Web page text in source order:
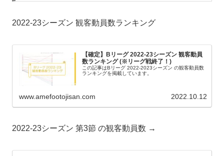
2022-23シーズン 観客動員数ランキング
【確定】Bリーグ 2022-23シーズン 観客動員
数ランキング (※リーグ戦終了！)
この記事はBリーグ 2022-2023シーズン の観客動員数
ランキングを掲載しています。
www.amefootojisan.com 2022.10.12
2022-23シーズン 第3節 の観客動員数 →